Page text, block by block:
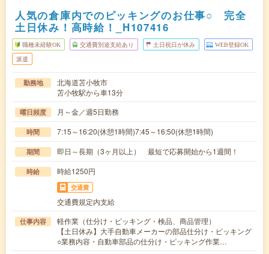
人気の倉庫内でのピッキングのお仕事○ 完全
土日休み！高時給！_H107416
職種未経験OK 交通費別途支給あり 土日祝日が休み WEB登録OK
派遣
勤務地
北海道苫小牧市
苫小牧駅から車13分
曜日頻度 月～金／週5日勤務
時間 7:15～16:20(休憩1時間)7:45～16:50(休憩1時間)
期間 即日～長期（3ヶ月以上） 最短で応募開始から1週間！
時給 時給1250円
交通費
交通費規定内支給
仕事内容
軽作業（仕分け・ピッキング・検品、商品管理）
【土日休み】大手自動車メーカーの部品仕分け・ピッキング
○業務内容・自動車部品の仕分け・ピッキング作業…